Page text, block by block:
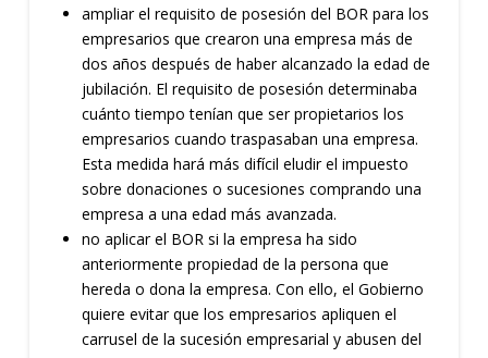
ampliar el requisito de posesión del BOR para los
empresarios que crearon una empresa más de
dos años después de haber alcanzado la edad de
jubilación. El requisito de posesión determinaba
cuánto tiempo tenían que ser propietarios los
empresarios cuando traspasaban una empresa.
Esta medida hará más difícil eludir el impuesto
sobre donaciones o sucesiones comprando una
empresa a una edad más avanzada.
no aplicar el BOR si la empresa ha sido
anteriormente propiedad de la persona que
hereda o dona la empresa. Con ello, el Gobierno
quiere evitar que los empresarios apliquen el
carrusel de la sucesión empresarial y abusen del